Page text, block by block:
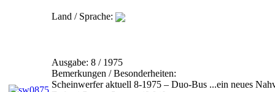
Land / Sprache:
Ausgabe: 8 / 1975
Bemerkungen / Besonderheiten:
Scheinwerfer aktuell 8-1975 – Duo-Bus ...ein neues